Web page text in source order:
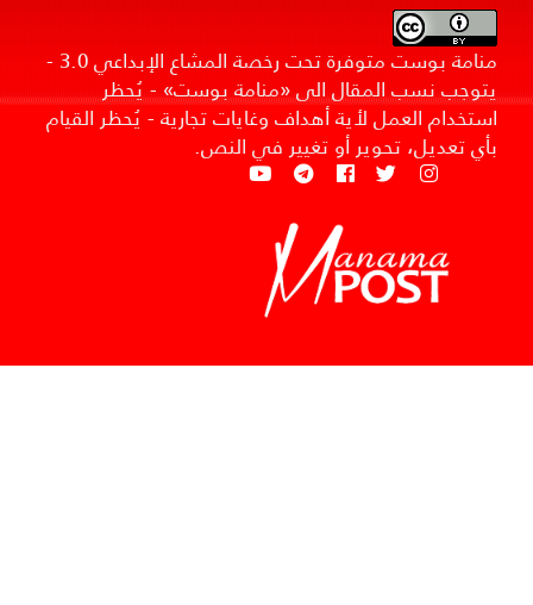
منامة بوست متوفرة تحت رخصة المشاع الإبداعي 3.0 -
يتوجب نسب المقال الى «منامة بوست» - يُحظر
استخدام العمل لأية أهداف وغايات تجارية - يُحظر القيام
بأي تعديل، تحوير أو تغيير في النص.